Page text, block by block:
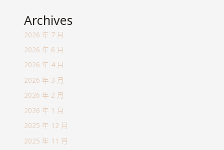
Archives
2026 年 7 月
2026 年 6 月
2026 年 4 月
2026 年 3 月
2026 年 2 月
2026 年 1 月
2025 年 12 月
2025 年 11 月